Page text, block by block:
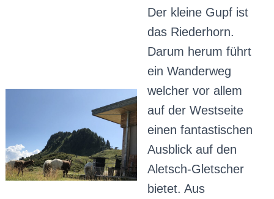
Der kleine Gupf ist
das Riederhorn.
Darum herum führt
ein Wanderweg
welcher vor allem
auf der Westseite
einen fantastischen
Ausblick auf den
Aletsch-Gletscher
bietet. Aus